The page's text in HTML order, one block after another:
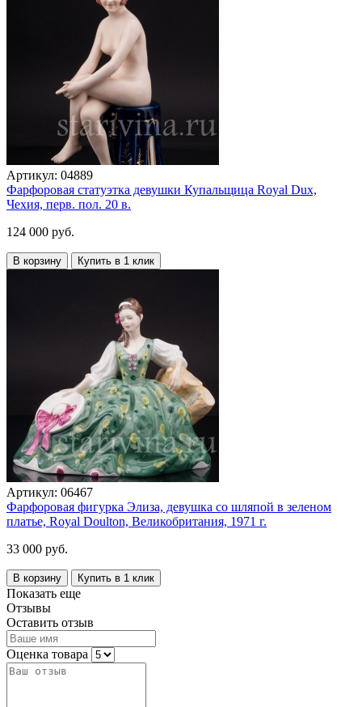
Артикул: 04889
Фарфоровая статуэтка девушки Купальщица Royal Dux,
Чехия, перв. пол. 20 в.
124 000 руб.
В корзину Купить в 1 клик
Артикул: 06467
Фарфоровая фигурка Элиза, девушка со шляпой в зеленом
платье, Royal Doulton, Великобритания, 1971 г.
33 000 руб.
В корзину Купить в 1 клик
Показать еще
Отзывы
Оставить отзыв
Оценка товара